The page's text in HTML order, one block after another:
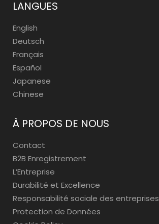
LANGUES
English
Deutsch
Français
Español
Japanese
Chinese
À PROPOS DE NOUS
Contact
B2B Enregistrement
L’Entreprise
Durabilité et Excellence
Responsabilité sociale des entreprises
Protection de Données